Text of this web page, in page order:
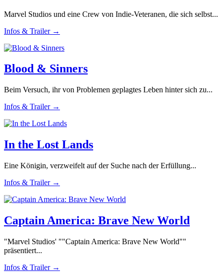
Marvel Studios und eine Crew von Indie-Veteranen, die sich selbst...
Infos & Trailer →
Blood & Sinners
Beim Versuch, ihr von Problemen geplagtes Leben hinter sich zu...
Infos & Trailer →
In the Lost Lands
Eine Königin, verzweifelt auf der Suche nach der Erfüllung...
Infos & Trailer →
Captain America: Brave New World
"Marvel Studios' ""Captain America: Brave New World""
präsentiert...
Infos & Trailer →